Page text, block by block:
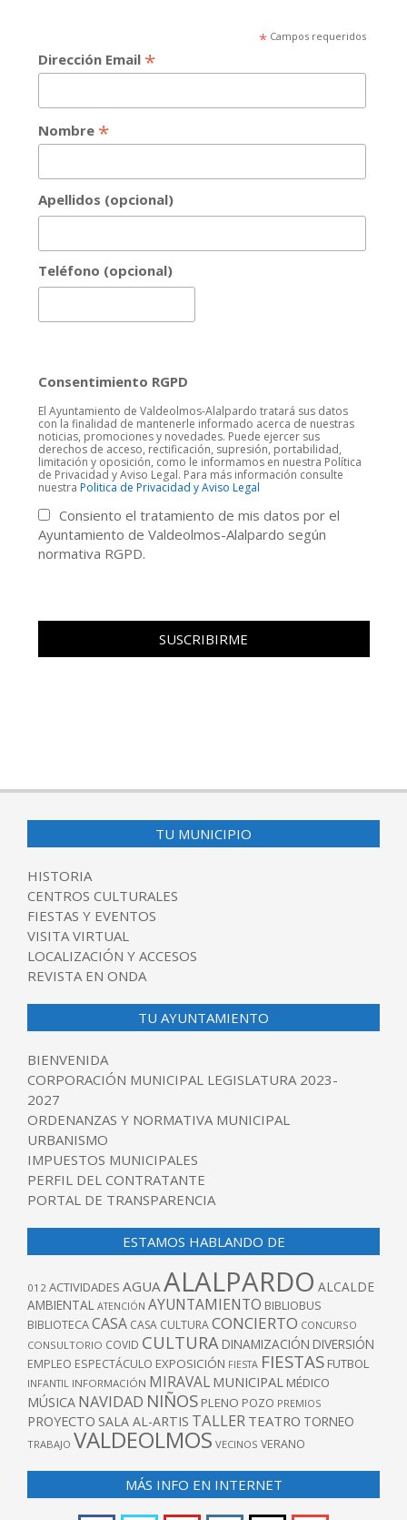
*Campos requeridos
Dirección Email *
Nombre *
Apellidos (opcional)
Teléfono (opcional)
Consentimiento RGPD
El Ayuntamiento de Valdeolmos-Alalpardo tratará sus datos
con la finalidad de mantenerle informado acerca de nuestras
noticias, promociones y novedades. Puede ejercer sus
derechos de acceso, rectificación, supresión, portabilidad,
limitación y oposición, como le informamos en nuestra Política
de Privacidad y Aviso Legal. Para más información consulte
nuestra Politica de Privacidad y Aviso Legal
Consiento el tratamiento de mis datos por el
Ayuntamiento de Valdeolmos-Alalpardo según
normativa RGPD.
TU MUNICIPIO
HISTORIA
CENTROS CULTURALES
FIESTAS Y EVENTOS
VISITA VIRTUAL
LOCALIZACIÓN Y ACCESOS
REVISTA EN ONDA
TU AYUNTAMIENTO
BIENVENIDA
CORPORACIÓN MUNICIPAL LEGISLATURA 2023-
2027
ORDENANZAS Y NORMATIVA MUNICIPAL
URBANISMO
IMPUESTOS MUNICIPALES
PERFIL DEL CONTRATANTE
PORTAL DE TRANSPARENCIA
ESTAMOS HABLANDO DE
012 ACTIVIDADES AGUAALALPARDO ALCALDE
AMBIENTAL ATENCIÓN AYUNTAMIENTO BIBLIOBUS
BIBLIOTECACASA CASA CULTURACONCIERTO CONCURSO
CONSULTORIO COVID CULTURA DINAMIZACIÓN DIVERSIÓN
EMPLEO ESPECTÁCULO EXPOSICIÓN FIESTA FIESTAS FUTBOL
INFANTIL INFORMACIÓN MIRAVAL MUNICIPAL MÉDICO
MÚSICA NAVIDAD NIÑOS PLENO POZO PREMIOS
PROYECTO SALA AL-ARTIS TALLER TEATRO TORNEO
TRABAJO VALDEOLMOS VECINOS VERANO
MÁS INFO EN INTERNET